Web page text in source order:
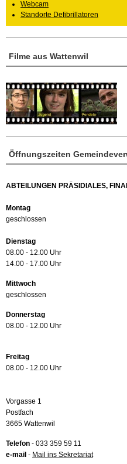
Öffnungszeiten
ABTEILUNGEN PRÄSIDIALES,
Montag
geschlossen
Dienstag
08.00 - 12.00 Uhr
14.00 - 17.00 Uhr
Mittwoch
geschlossen
Donnerstag
08.00 - 12.00 Uhr
Freitag
08.00 - 12.00 Uhr
Vorgasse 1
Postfach
3665 Wattenwil
Telefon - 033 359 59 11
e-mail - Mail ins Sekretariat
Filme aus Wattenwil
Webcam
Standorte Defibrillatoren